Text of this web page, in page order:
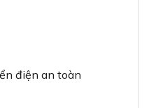
điện an toàn